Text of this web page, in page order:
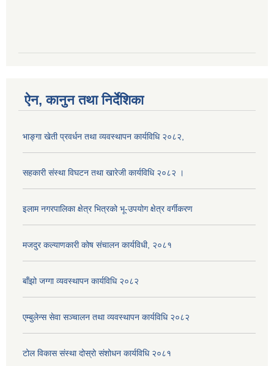
ऐन, कानुन तथा निर्देशिका
भाङ्गा खेती प्रवर्धन तथा व्यवस्थापन कार्यविधि २०८२,
सहकारी संस्था विघटन तथा खारेजी कार्यविधि २०८२ ।
इलाम नगरपालिका क्षेत्र भित्रको भू-उपयोग क्षेत्र वर्गीकरण
मजदुर कल्याणकारी कोष संचालन कार्यविधी, २०८१
बाँझो जग्गा व्यवस्थापन कार्यविधि २०८२
एम्बुलेन्स सेवा सञ्चालन तथा व्यवस्थापन कार्यविधि २०८२
टोल विकास संस्था दोस्रो संशोधन कार्यविधि २०८१